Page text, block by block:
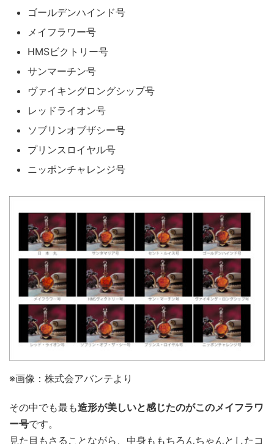
ゴールデンハインド号
メイフラワー号
HMSビクトリー号
サンマーチン号
ヴァイキングロングシップ号
レッドライオン号
ソブリンオブザシー号
プリンスロイヤル号
ニッポンチャレンジ号
※画像：株式会アバンテより
その中でも最も造形が美しいと感じたのがこのメイフラワ
ー号です。
見た目もさることながら、中身ももちろんちゃんとしたコ